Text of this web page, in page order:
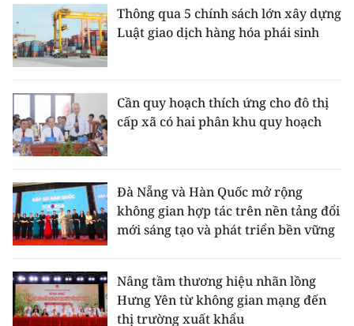
Thông qua 5 chính sách lớn xây dựng
Luật giao dịch hàng hóa phái sinh
Cần quy hoạch thích ứng cho đô thị
cấp xã có hai phân khu quy hoạch
Đà Nẵng và Hàn Quốc mở rộng
không gian hợp tác trên nền tảng đổi
mới sáng tạo và phát triển bền vững
Nâng tầm thương hiệu nhãn lồng
Hưng Yên từ không gian mạng đến
thị trường xuất khẩu